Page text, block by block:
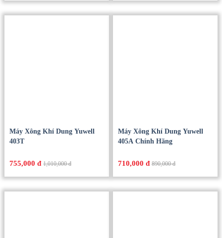
Máy Xông Khí Dung Yuwell
403T
755,000 đ 1,010,000 đ
Máy Xông Khí Dung Yuwell
405A Chính Hãng
710,000 đ 890,000 đ